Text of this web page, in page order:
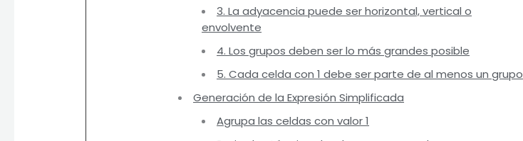
3. La adyacencia puede ser horizontal, vertical o
envolvente
4. Los grupos deben ser lo más grandes posible
5. Cada celda con 1 debe ser parte de al menos un grupo
Generación de la Expresión Simplificada
Agrupa las celdas con valor 1